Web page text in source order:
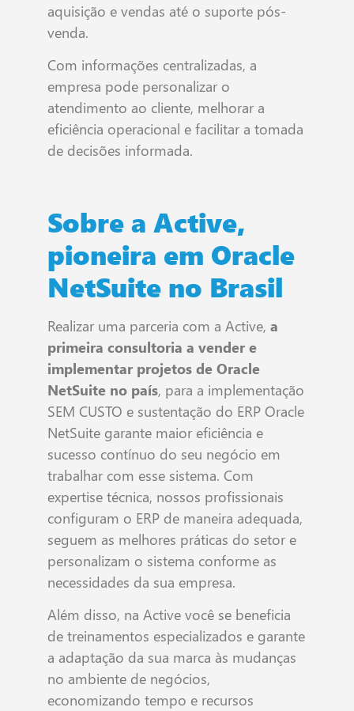
aquisição e vendas até o suporte pós-
venda.
Com informações centralizadas, a
empresa pode personalizar o
atendimento ao cliente, melhorar a
eficiência operacional e facilitar a tomada
de decisões informada.
Sobre a Active,
pioneira em Oracle
NetSuite no Brasil
Realizar uma parceria com a Active, a
primeira consultoria a vender e
implementar projetos de Oracle
NetSuite no país, para a implementação
SEM CUSTO e sustentação do ERP Oracle
NetSuite garante maior eficiência e
sucesso contínuo do seu negócio em
trabalhar com esse sistema. Com
expertise técnica, nossos profissionais
configuram o ERP de maneira adequada,
seguem as melhores práticas do setor e
personalizam o sistema conforme as
necessidades da sua empresa.
Além disso, na Active você se beneficia
de treinamentos especializados e garante
a adaptação da sua marca às mudanças
no ambiente de negócios,
economizando tempo e recursos